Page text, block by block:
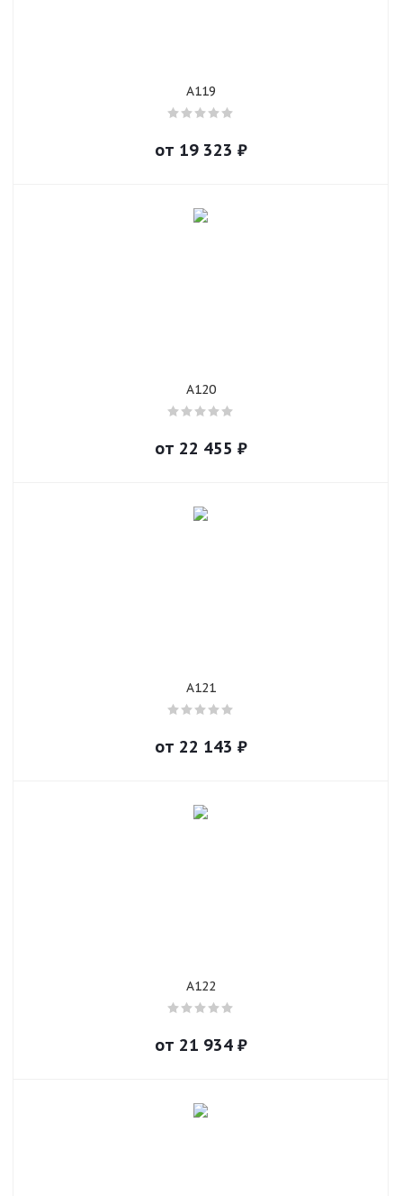
A119
от 19 323 ₽
A120
от 22 455 ₽
A121
от 22 143 ₽
A122
от 21 934₽